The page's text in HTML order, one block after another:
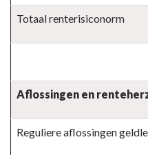
Totaal renterisiconorm
Aflossingen en
Reguliere aflossingen